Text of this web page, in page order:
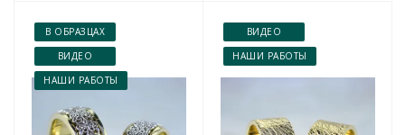
В ОБРАЗЦАХ
ВИДЕО
НАШИ РАБОТЫ
ВИДЕО
НАШИ РАБОТЫ